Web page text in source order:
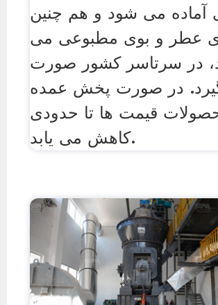
آماده می شود و هم چنین
عطر و بوی مطبوعی می
در سرتاسر کشور صورت
در صورت پخش عمده
قیمت ها تا حدودی
کاهش می یابد.